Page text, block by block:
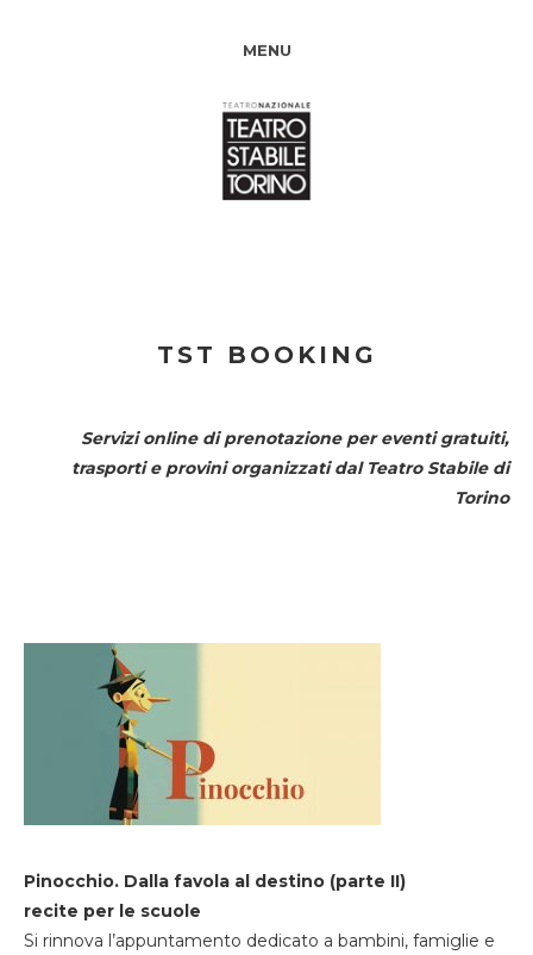
MENU
TST BOOKING
Servizi online di prenotazione per eventi gratuiti,
trasporti e provini organizzati dal Teatro Stabile di
Torino
Pinocchio. Dalla favola al destino (parte II)
recite per le scuole
Si rinnova l’appuntamento dedicato a bambini, famiglie e